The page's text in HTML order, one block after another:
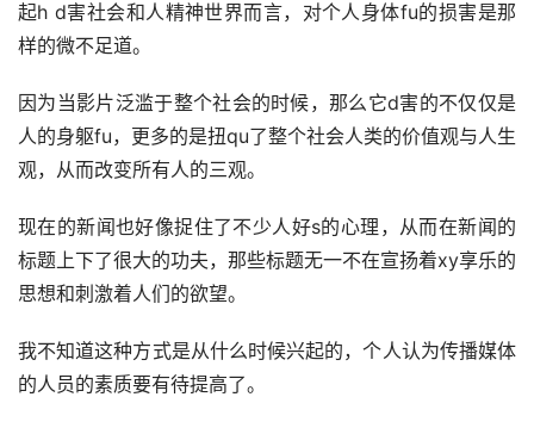
起h d害社会和人精神世界而言，对个人身体fu的损害是那
样的微不足道。
因为当影片泛滥于整个社会的时候，那么它d害的不仅仅是
人的身躯fu，更多的是扭qu了整个社会人类的价值观与人生
观，从而改变所有人的三观。
现在的新闻也好像捉住了不少人好s的心理，从而在新闻的
标题上下了很大的功夫，那些标题无一不在宣扬着xy享乐的
思想和刺激着人们的欲望。
我不知道这种方式是从什么时候兴起的，个人认为传播媒体
的人员的素质要有待提高了。